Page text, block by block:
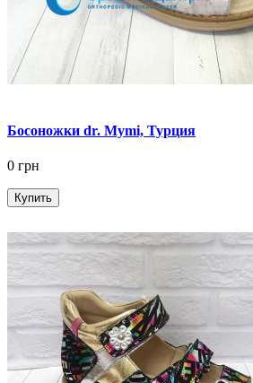
Босоножки dr. Mymi, Турция
0 грн
Купить